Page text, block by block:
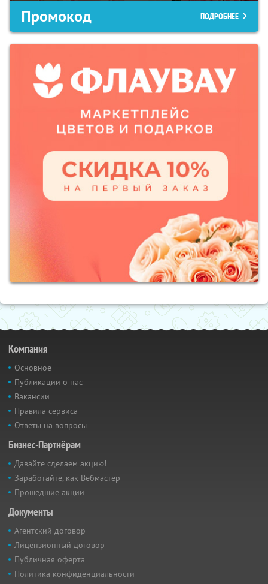
Промокод ПОДРОБНЕЕ
Компания
Основное
Публикации о нас
Вакансии
Правила сервиса
Ответы на вопросы
Бизнес-Партнёрам
Давайте сделаем акцию!
Заработайте, как Вебмастер
Прошедшие акции
Документы
Агентский договор
Лицензионный договор
Публичная оферта
Политика конфиденциальности